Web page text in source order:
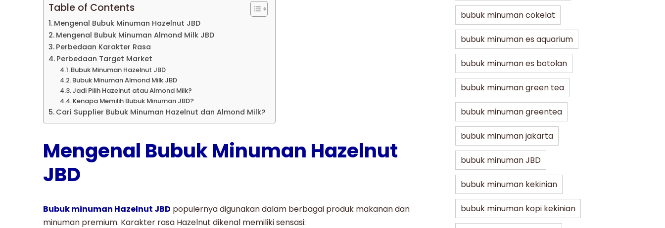
Table of Contents
Mengenal Bubuk Minuman Hazelnut JBD
Mengenal Bubuk Minuman Almond Milk JBD
Perbedaan Karakter Rasa
Perbedaan Target Market
Bubuk Minuman Hazelnut JBD
Bubuk Minuman Almond Milk JBD
Jadi Pilih Hazelnut atau Almond Milk?
Kenapa Memilih Bubuk Minuman JBD?
Cari Supplier Bubuk Minuman Hazelnut dan Almond Milk?
Mengenal Bubuk Minuman Hazelnut
JBD
Bubuk minuman Hazelnut JBD populernya digunakan dalam berbagai produk makanan dan
minuman premium. Karakter rasa Hazelnut dikenal memiliki sensasi:
bubuk minuman cokelat
bubuk minuman es aquarium
bubuk minuman es botolan
bubuk minuman green tea
bubuk minuman greentea
bubuk minuman jakarta
bubuk minuman JBD
bubuk minuman kekinian
bubuk minuman kopi kekinian